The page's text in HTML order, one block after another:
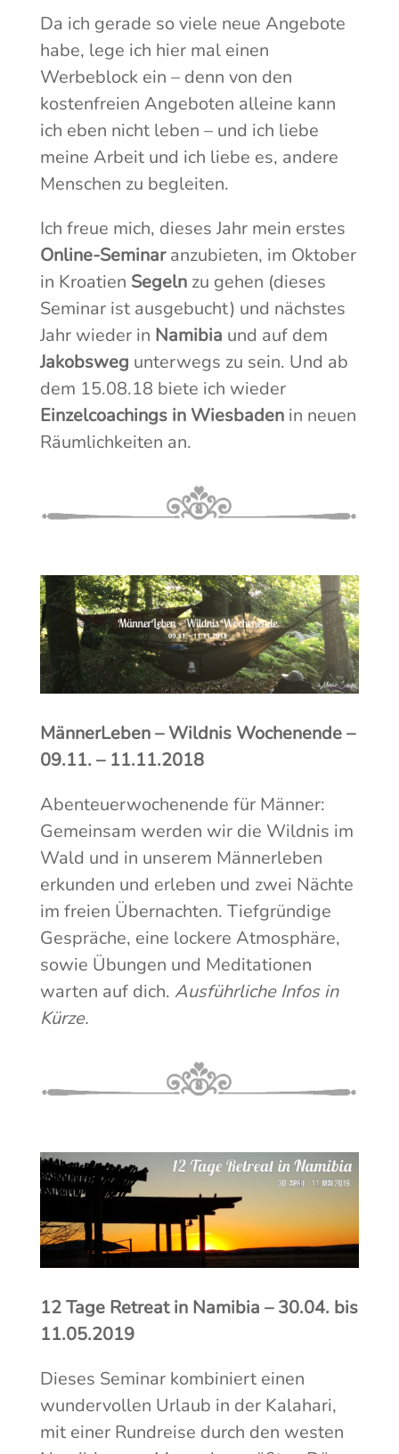
Da ich gerade so viele neue Angebote
habe, lege ich hier mal einen
Werbeblock ein – denn von den
kostenfreien Angeboten alleine kann
ich eben nicht leben – und ich liebe
meine Arbeit und ich liebe es, andere
Menschen zu begleiten.
Ich freue mich, dieses Jahr mein erstes
Online-Seminaranzubieten, im Oktober
in Kroatien Segelnzu gehen (dieses
Seminar ist ausgebucht) und nächstes
Jahr wieder in Namibia und auf dem
Jakobsweg unterwegs zu sein. Und ab
dem 15.08.18 biete ich wieder
Einzelcoachings in Wiesbadenin neuen
Räumlichkeiten an.
MännerLeben – Wildnis Wochenende –
09.11. – 11.11.2018
Abenteuerwochenende für Männer:
Gemeinsam werden wir die Wildnis im
Wald und in unserem Männerleben
erkunden und erleben und zwei Nächte
im freien Übernachten. Tiefgründige
Gespräche, eine lockere Atmosphäre,
sowie Übungen und Meditationen
warten auf dich. Ausführliche Infos in
Kürze.
12 Tage Retreat in Namibia – 30.04. bis
11.05.2019
Dieses Seminar kombiniert einen
wundervollen Urlaub in der Kalahari,
mit einer Rundreise durch den westen